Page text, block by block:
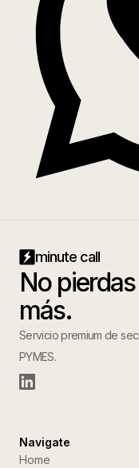
minute call
No
más.
Servicio premium de
PYMES.
Navigate
Home